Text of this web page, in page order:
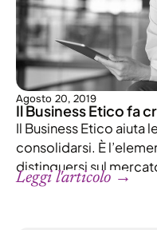
Agosto 20, 2019
Il Business Etico fa
Il Business Etico aiuta
consolidarsi. È
distinguersi sul
Leggi l'articolo →